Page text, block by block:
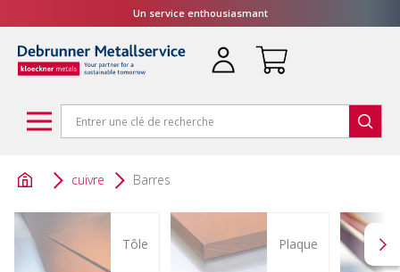
Un service enthousiasmant
cuivre Barres
Tôle Plaque